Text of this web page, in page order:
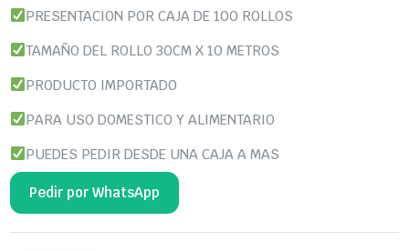
era:
S/275.00.
es:
S/260.00.
PRESENTACION POR CAJA DE 100 ROLLOS
TAMAÑO DEL ROLLO 30CM X 10 METROS
PRODUCTO IMPORTADO
PARA USO DOMESTICO Y ALIMENTARIO
PUEDES PEDIR DESDE UNA CAJA A MAS
Pedir por WhatsApp